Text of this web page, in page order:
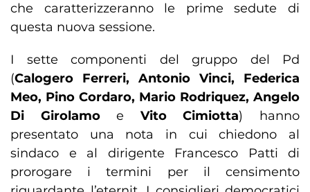
che caratterizzeranno le prime sedute di
questa nuova sessione.
I sette componenti del gruppo del Pd
(Calogero Ferreri, Antonio Vinci, Federica
Meo, Pino Cordaro, Mario Rodriquez, Angelo
Di Girolamoe Vito Cimiotta) hanno
presentato una nota in cui chiedono al
sindaco e al dirigente Francesco Patti di
prorogare i termini per il censimento